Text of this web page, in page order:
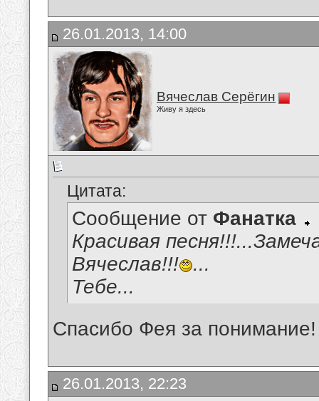
26.01.2013, 14:00
Вячеслав Серёгин
Живу я здесь
Цитата:
Сообщение от Фанатка
Красивая
Вячеслав!!!
...
Тебе...
Спасибо Фея за понимание!
26.01.2013, 22:23